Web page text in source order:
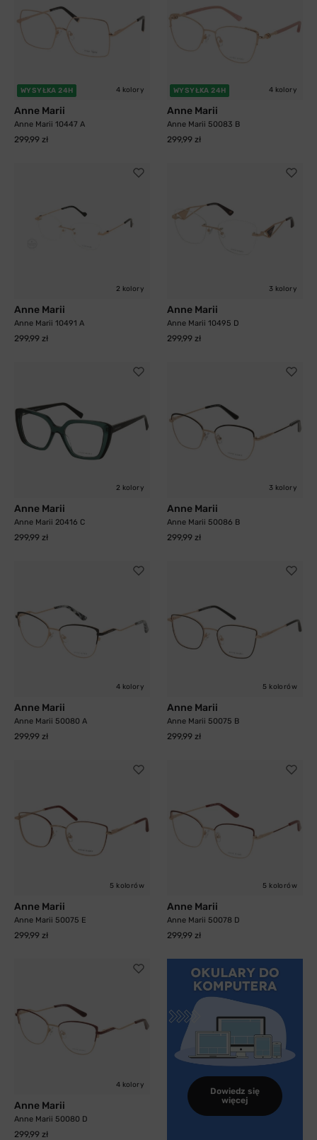
WYSYŁKA 24H 4 kolory
Anne Marii
Anne Marii 10447 A
299,99 zł
WYSYŁKA 24H 4 kolory
Anne Marii
Anne Marii 50083 B
299,99 zł
2 kolory
Anne Marii
Anne Marii 10491 A
299,99 zł
3 kolory
Anne Marii
Anne Marii 10495 D
299,99 zł
2 kolory
Anne Marii
Anne Marii 20416 C
299,99 zł
3 kolory
Anne Marii
Anne Marii 50086 B
299,99 zł
4 kolory
Anne Marii
Anne Marii 50080 A
299,99 zł
5 kolorów
Anne Marii
Anne Marii 50075 B
299,99 zł
5 kolorów
Anne Marii
Anne Marii 50075 E
299,99 zł
5 kolorów
Anne Marii
Anne Marii 50078 D
299,99 zł
4 kolory
Anne Marii
Anne Marii 50080 D
299,99 zł
Dowiedz się
więcej